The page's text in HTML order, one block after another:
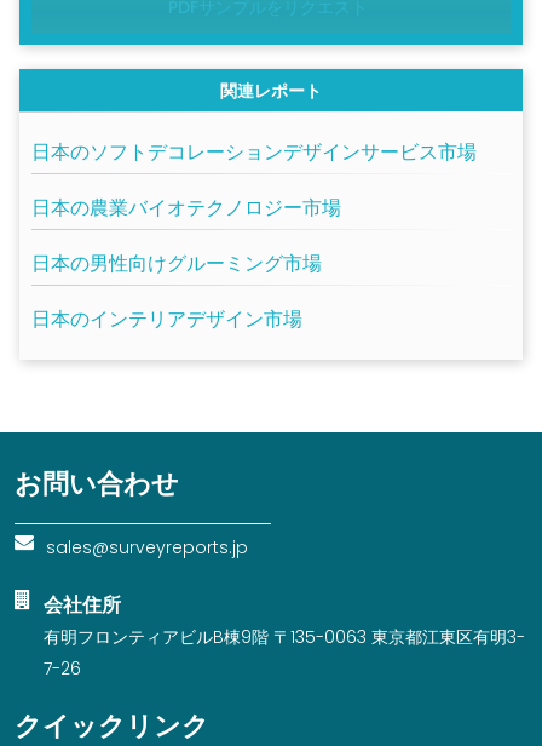
関連レポート
日本のソフトデコレーションデザインサービス市場
日本の農業バイオテクノロジー市場
日本の男性向けグルーミング市場
日本のインテリアデザイン市場
お問い合わせ
sales@surveyreports.jp
会社住所
有明フロンティアビルB棟9階 〒135-0063 東京都江東区有明3-
7-26
クイックリンク